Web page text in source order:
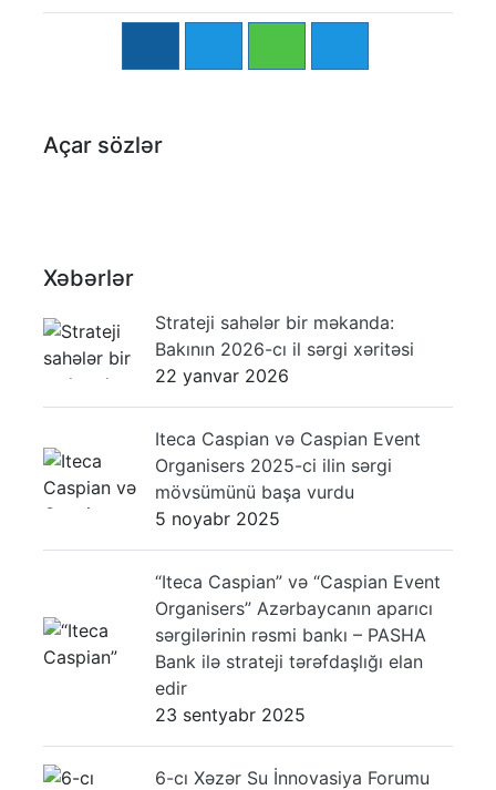
Açar sözlər
Xəbərlər
Strateji sahələr bir məkanda:
Bakının 2026-cı il sərgi xəritəsi
22 yanvar 2026
Iteca Caspian və Caspian Event
Organisers 2025-ci ilin sərgi
mövsümünü başa vurdu
5 noyabr 2025
“Iteca Caspian” və “Caspian Event
Organisers” Azərbaycanın aparıcı
sərgilərinin rəsmi bankı – PASHA
Bank ilə strateji tərəfdaşlığı elan
edir
23 sentyabr 2025
6-cı Xəzər Su İnnovasiya Forumu